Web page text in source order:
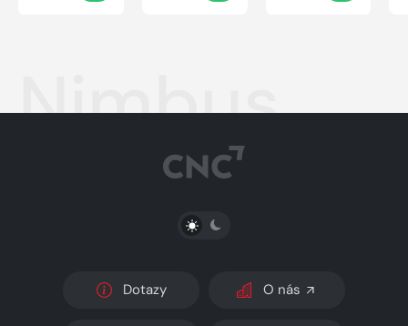
Nimbus
PŘEPNOUT SVĚTLÝ/TMAVÝ REŽIM
Dotazy O nás